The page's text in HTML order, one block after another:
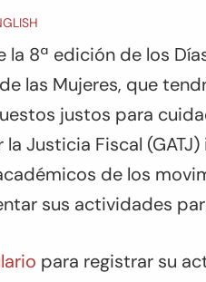
la 8ª edición de los
las Mujeres, que
justos para
la Justicia Fiscal
de los
sus actividades
para registrar su